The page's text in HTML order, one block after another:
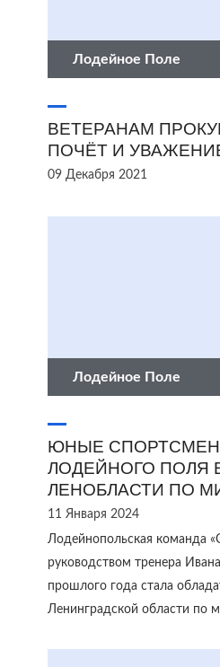
Лодейное Поле
ВЕТЕРАНАМ
ПОЧЁТ И
09 Декабря 2021
Лодейное Поле
ЮНЫЕ
ЛОДЕЙНОГО ПОЛЯ
ЛЕНОБЛАСТИ ПО
11 Января 2024
Лодейнопольская команда
руководством тренера
прошлого года стала
Ленинградской области по